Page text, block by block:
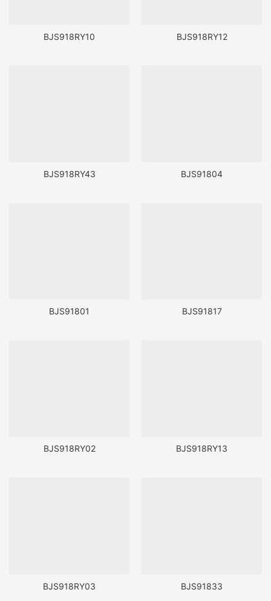
BJS918RY10 BJS918RY12
BJS918RY43 BJS91804
BJS91801 BJS91817
BJS918RY02 BJS918RY13
BJS918RY03 BJS91833